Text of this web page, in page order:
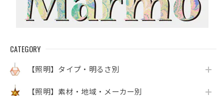
CATEGORY
【照明】タイプ・明るさ別
【照明】素材・地域・メーカー別